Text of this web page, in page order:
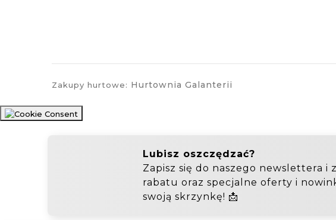
Zakupy hurtowe: Hurtownia Galanterii